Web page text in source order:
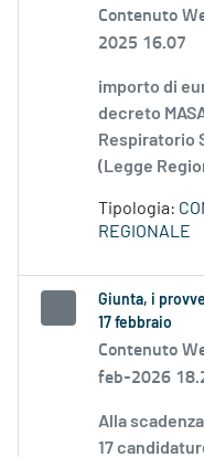
Contenuto
2025 16.07
importo di
decreto
Respiratorio
(Legge
Tipologia:
REGIONALE
Giunta, i
17 febbraio
Contenuto
feb-2026
Alla
17